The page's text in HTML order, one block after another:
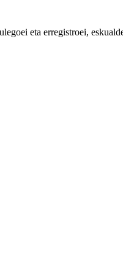
eta erregistroei,